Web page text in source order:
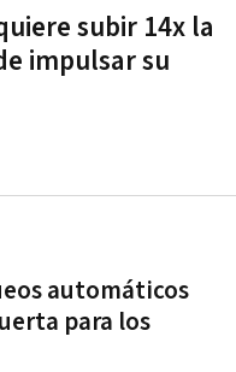
subir 14x la
impulsar su
automáticos
para los